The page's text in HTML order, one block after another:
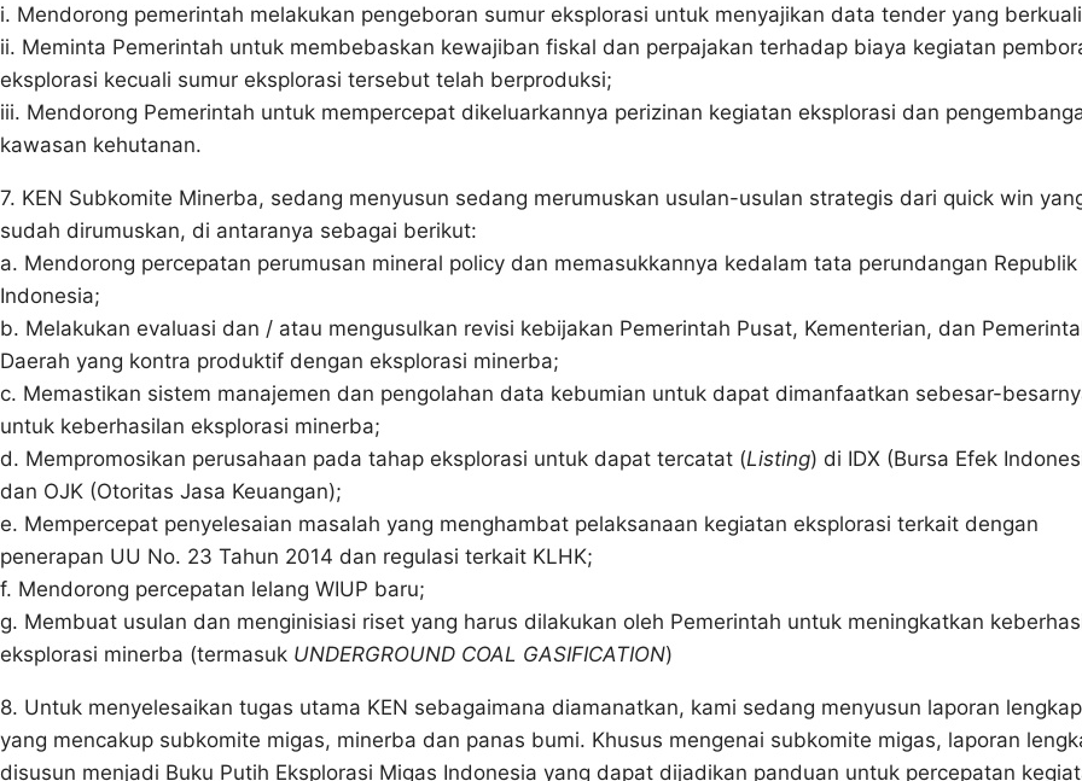
i. Mendorong pemerintah melakukan pengeboran sumur eksplorasi untuk menyajikan data tender yang
ii. Meminta Pemerintah untuk membebaskan kewajiban fiskal dan perpajakan terhadap biaya kegiatan
eksplorasi kecuali sumur eksplorasi tersebut telah berproduksi;
iii. Mendorong Pemerintah untuk mempercepat dikeluarkannya perizinan kegiatan eksplorasi dan
kawasan kehutanan.
7. KEN Subkomite Minerba, sedang menyusun sedang merumuskan usulan-usulan strategis dari quick win
sudah dirumuskan, di antaranya sebagai berikut:
a. Mendorong percepatan perumusan mineral policy dan memasukkannya kedalam tata perundangan Republik
Indonesia;
b. Melakukan evaluasi dan / atau mengusulkan revisi kebijakan Pemerintah Pusat, Kementerian, dan
Daerah yang kontra produktif dengan eksplorasi minerba;
c. Memastikan sistem manajemen dan pengolahan data kebumian untuk dapat dimanfaatkan sebesar-
untuk keberhasilan eksplorasi minerba;
d. Mempromosikan perusahaan pada tahap eksplorasi untuk dapat tercatat (Listing) di IDX (Bursa Efek
dan OJK (Otoritas Jasa Keuangan);
e. Mempercepat penyelesaian masalah yang menghambat pelaksanaan kegiatan eksplorasi terkait dengan
penerapan UU No. 23 Tahun 2014 dan regulasi terkait KLHK;
f. Mendorong percepatan lelang WIUP baru;
g. Membuat usulan dan menginisiasi riset yang harus dilakukan oleh Pemerintah untuk meningkatkan
eksplorasi minerba (termasuk UNDERGROUND COAL GASIFICATION)
8. Untuk menyelesaikan tugas utama KEN sebagaimana diamanatkan, kami sedang menyusun laporan lengkap
yang mencakup subkomite migas, minerba dan panas bumi. Khusus mengenai subkomite migas, laporan
disusun menjadi Buku Putih Eksplorasi Migas Indonesia yang dapat dijadikan panduan untuk percepatan